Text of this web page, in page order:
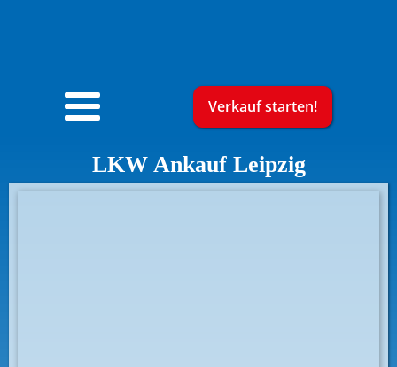
Verkauf starten!
LKW Ankauf Leipzig